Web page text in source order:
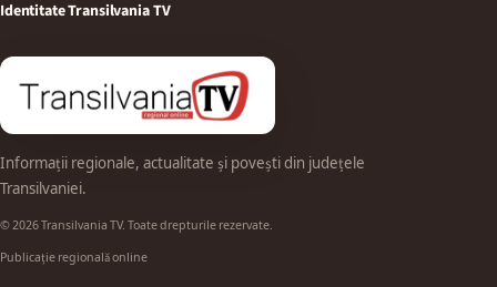
Identitate Transilvania TV
Informații regionale, actualitate și povești din județele
Transilvaniei.
© 2026 Transilvania TV. Toate drepturile rezervate.
Publicație regională online